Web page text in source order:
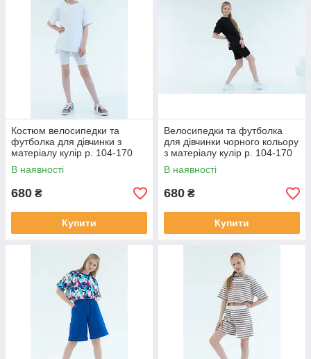
Костюм велосипедки та
футболка для дівчинки з
матеріалу кулір р. 104-170
В наявності
680 ₴
Купити
Велосипедки та футболка
для дівчинки чорного кольору
з матеріалу кулір р. 104-170
В наявності
680 ₴
Купити